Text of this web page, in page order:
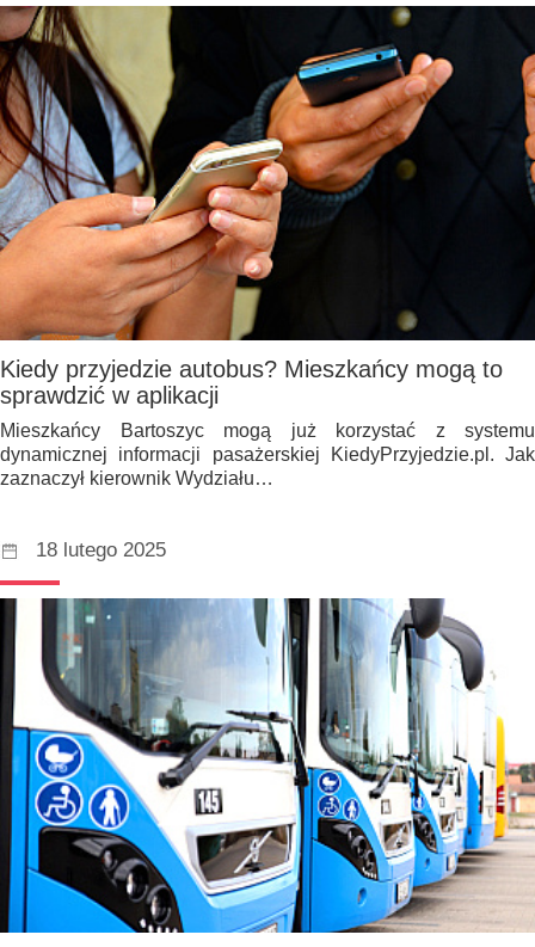
Kiedy przyjedzie autobus? Mieszkańcy mogą to
sprawdzić w aplikacji
Mieszkańcy Bartoszyc mogą już korzystać z systemu
dynamicznej informacji pasażerskiej KiedyPrzyjedzie.pl. Jak
zaznaczył kierownik Wydziału…
18 lutego 2025